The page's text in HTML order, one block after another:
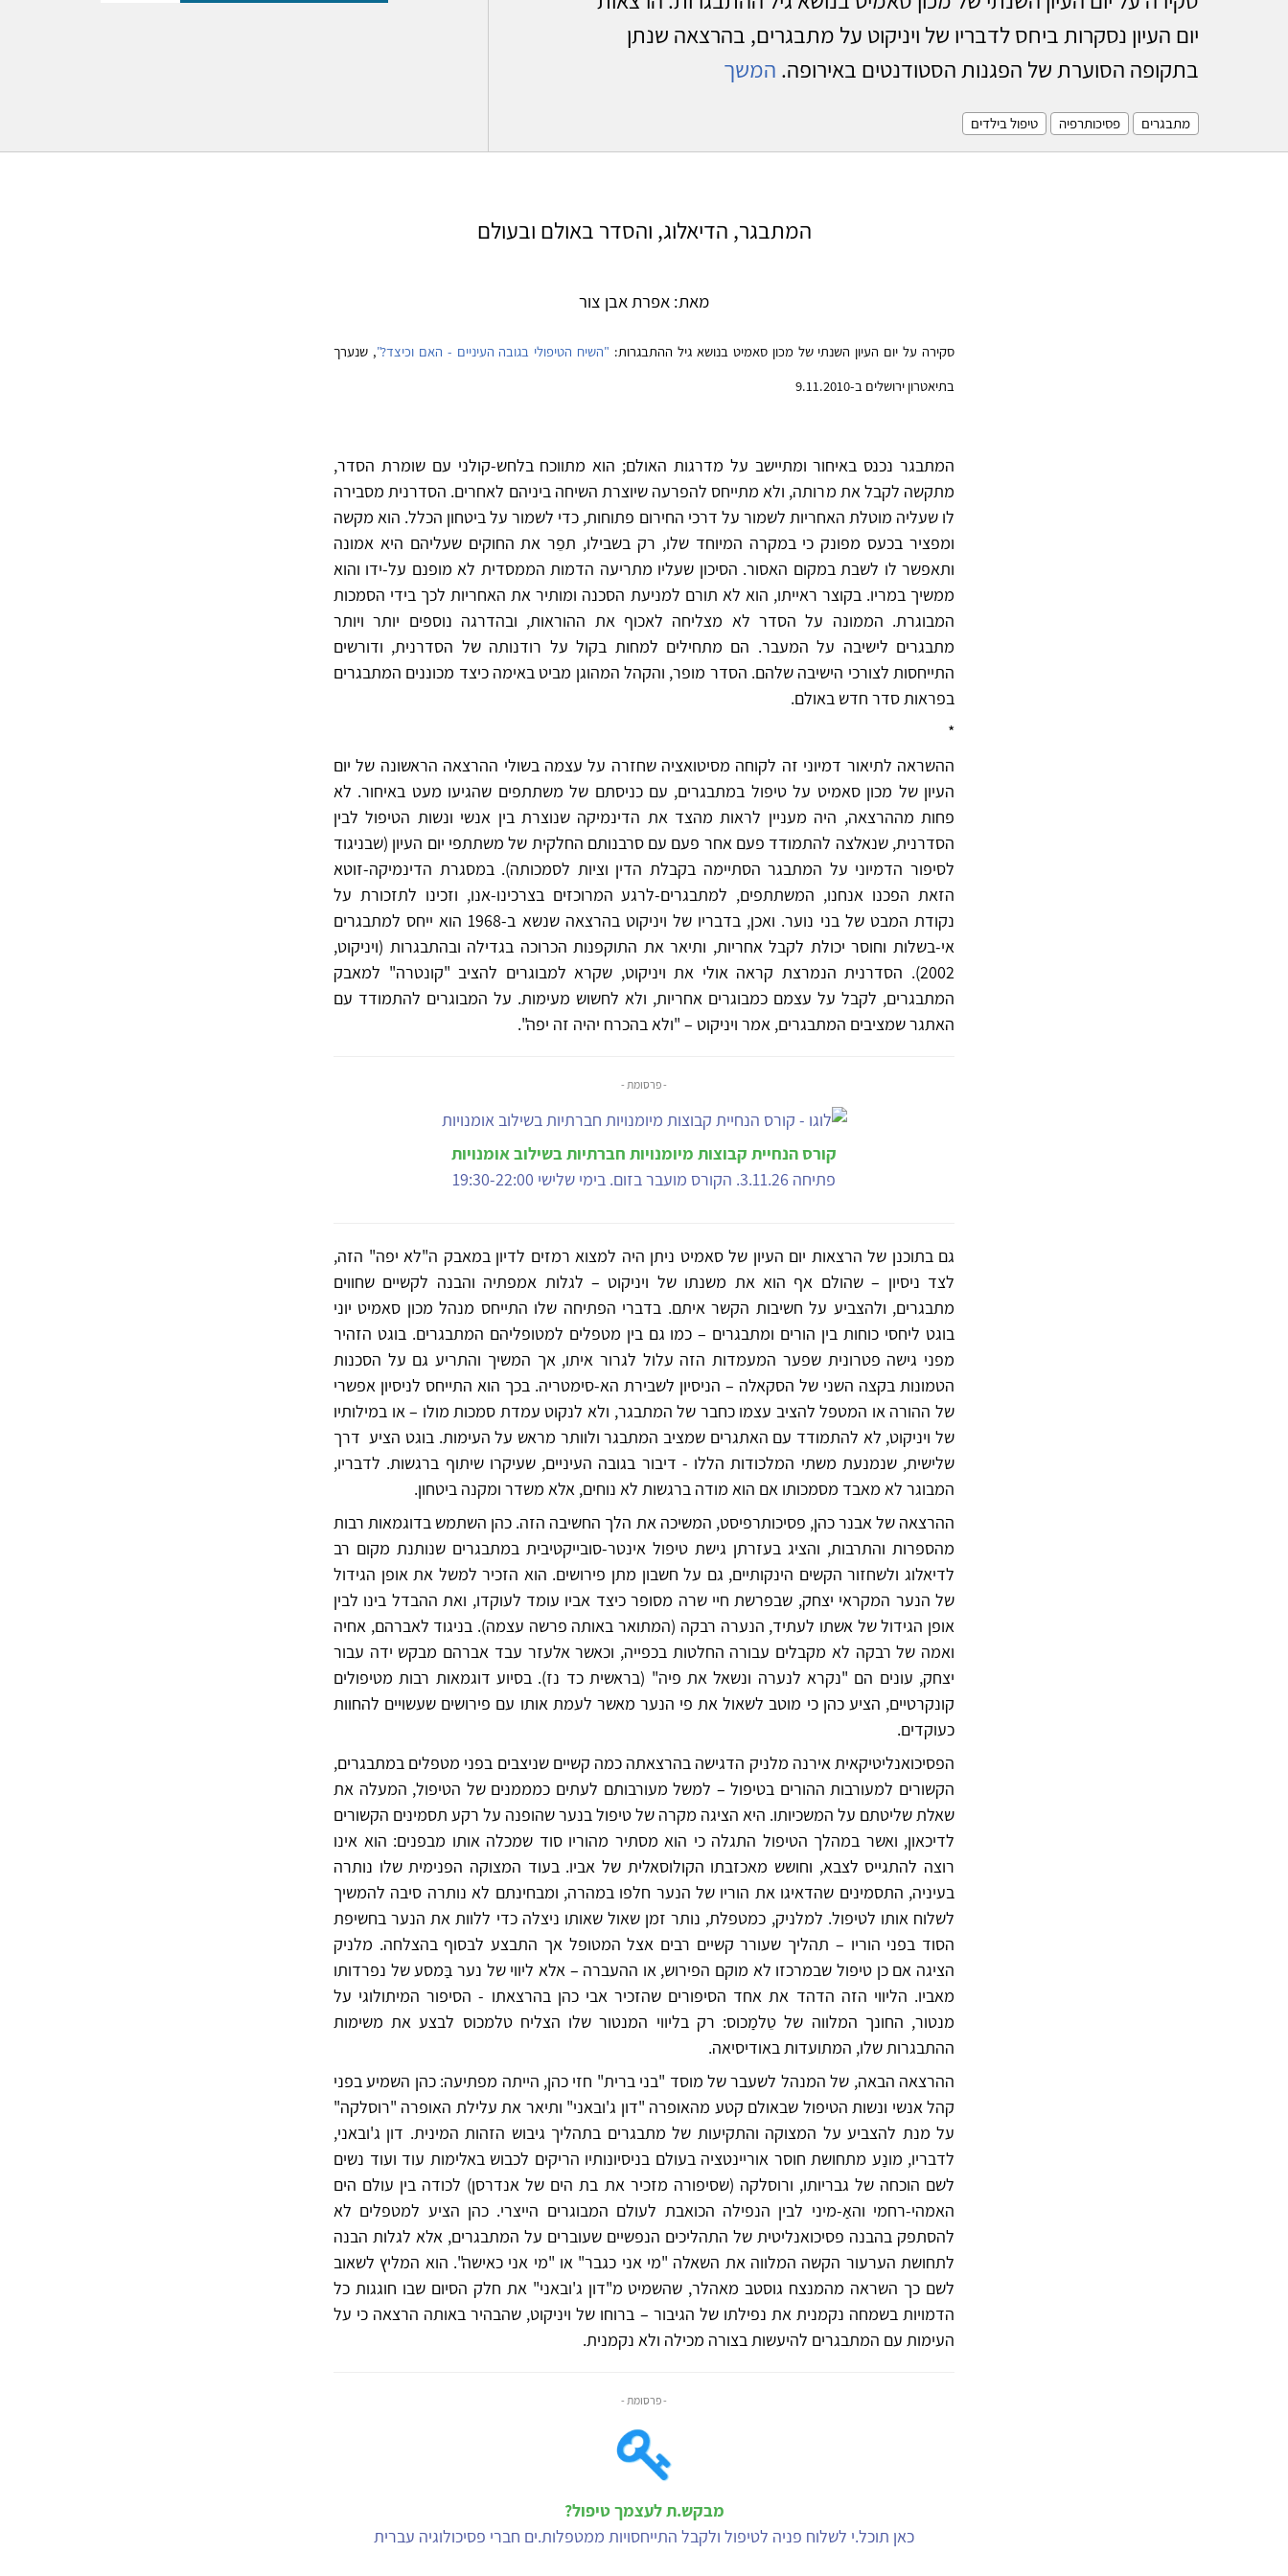
יום העיון נסקרות ביחס לדבריו של ויניקוט על מתבגרים, בהרצאה שנתן
בתקופה הסוערת של הפגנות הסטודנטים באירופה. המשך
מתבגרים פסיכותרפיה טיפול בילדים
המתבגר, הדיאלוג, והסדר באולם ובעולם
מאת: אפרת אבן צור
סקירה על יום העיון השנתי של מכון סאמיט בנושא גיל ההתבגרות: "השיח הטיפולי בגובה העיניים - האם וכיצד?", שנערך
בתיאטרון ירושלים ב-9.11.2010
המתבגר נכנס באיחור ומתיישב על מדרגות האולם; הוא מתווכח בלחש-קולני עם שומרת הסדר,
מתקשה לקבל את מרותה, ולא מתייחס להפרעה שיוצרת השיחה ביניהם לאחרים. הסדרנית מסבירה
לו שעליה מוטלת האחריות לשמור על דרכי החירום פתוחות, כדי לשמור על ביטחון הכלל. הוא מקשה
ומפציר בכעס מפונק כי במקרה המיוחד שלו, רק בשבילו, תפֵר את החוקים שעליהם היא אמונה
ותאפשר לו לשבת במקום האסור. הסיכון שעליו מתריעה הדמות הממסדית לא מופנם על-ידו והוא
ממשיך במריו. בקוצר ראייתו, הוא לא תורם למניעת הסכנה ומותיר את האחריות לכך בידי הסמכות
המבוגרת. הממונה על הסדר לא מצליחה לאכוף את ההוראות, ובהדרגה נוספים יותר ויותר
מתבגרים לישיבה על המעבר. הם מתחילים למחות בקול על רודנותה של הסדרנית, ודורשים
התייחסות לצורכי הישיבה שלהם. הסדר מופר, והקהל המהוגן מביט באימה כיצד מכוננים המתבגרים
בפראות סדר חדש באולם.
*
ההשראה לתיאור דמיוני זה לקוחה מסיטואציה שחזרה על עצמה בשולי ההרצאה הראשונה של יום
העיון של מכון סאמיט על טיפול במתבגרים, עם כניסתם של משתתפים שהגיעו מעט באיחור. לא
פחות מההרצאה, היה מעניין לראות מהצד את הדינמיקה שנוצרת בין אנשי ונשות הטיפול לבין
הסדרנית, שנאלצה להתמודד פעם אחר פעם עם סרבנותם החלקית של משתתפי יום העיון (שבניגוד
לסיפור הדמיוני על המתבגר הסתיימה בקבלת הדין וציות לסמכותה). במסגרת הדינמיקה-זוטא
הזאת הפכנו אנחנו, המשתתפים, למתבגרים-לרגע המרוכזים בצרכינו-אנו, וזכינו לתזכורת על
נקודת המבט של בני נוער. ואכן, בדבריו של ויניקוט בהרצאה שנשא ב-1968 הוא ייחס למתבגרים
אי-בשלות וחוסר יכולת לקבל אחריות, ותיאר את התוקפנות הכרוכה בגדילה ובהתבגרות (ויניקוט,
2002). הסדרנית הנמרצת קראה אולי את ויניקוט, שקרא למבוגרים להציב "קונטרה" למאבק
המתבגרים, לקבל על עצמם כמבוגרים אחריות, ולא לחשוש מעימות. על המבוגרים להתמודד עם
האתגר שמציבים המתבגרים, אמר ויניקוט – "ולא בהכרח יהיה זה יפה".
- פרסומת -
קורס הנחיית קבוצות מיומנויות חברתיות בשילוב אומנויות
פתיחה 3.11.26. הקורס מועבר בזום. בימי שלישי 19:30-22:00
גם בתוכנן של הרצאות יום העיון של סאמיט ניתן היה למצוא רמזים לדיון במאבק ה"לא יפה" הזה,
לצד ניסיון – שהולם אף הוא את משנתו של ויניקוט – לגלות אמפתיה והבנה לקשיים שחווים
מתבגרים, ולהצביע על חשיבות הקשר איתם. בדברי הפתיחה שלו התייחס מנהל מכון סאמיט יוני
בוגט ליחסי כוחות בין הורים ומתבגרים – כמו גם בין מטפלים למטופליהם המתבגרים. בוגט הזהיר
מפני גישה פטרונית שפער המעמדות הזה עלול לגרור איתו, אך המשיך והתריע גם על הסכנות
הטמונות בקצה השני של הסקאלה – הניסיון לשבירת הא-סימטריה. בכך הוא התייחס לניסיון אפשרי
של ההורה או המטפל להציב עצמו כחבר של המתבגר, ולא לנקוט עמדת סמכות מולו – או במילותיו
של ויניקוט, לא להתמודד עם האתגרים שמציב המתבגר ולוותר מראש על העימות. בוגט הציע דרך
שלישית, שנמנעת משתי המלכודות הללו - דיבור בגובה העיניים, שעיקרו שיתוף ברגשות. לדבריו,
המבוגר לא מאבד מסמכותו אם הוא מודה ברגשות לא נוחים, אלא משדר ומקנה ביטחון.
ההרצאה של אבנר כהן, פסיכותרפיסט, המשיכה את הלך החשיבה הזה. כהן השתמש בדוגמאות רבות
מהספרות והתרבות, והציג בעזרתן גישת טיפול אינטר-סובייקטיבית במתבגרים שנותנת מקום רב
לדיאלוג ולשחזור הקשים הינקותיים, גם על חשבון מתן פירושים. הוא הזכיר למשל את אופן הגידול
של הנער המקראי יצחק, שבפרשת חיי שרה מסופר כיצד אביו עומד לעוקדו, ואת ההבדל בינו לבין
אופן הגידול של אשתו לעתיד, הנערה רבקה (המתואר באותה פרשה עצמה). בניגוד לאברהם, אחיה
ואמה של רבקה לא מקבלים עבורה החלטות בכפייה, וכאשר אלעזר עבד אברהם מבקש ידה עבור
יצחק, עונים הם "נקרא לנערה ונשאל את פיה" (בראשית כד נז). בסיוע דוגמאות רבות מטיפולים
קונקרטיים, הציע כהן כי מוטב לשאול את פי הנער מאשר לעמת אותו עם פירושים שעשויים להחוות
כעוקדים.
הפסיכואנליטיקאית אירנה מלניק הדגישה בהרצאתה כמה קשיים שניצבים בפני מטפלים במתבגרים,
הקשורים למעורבות ההורים בטיפול – למשל מעורבותם לעתים כמממנים של הטיפול, המעלה את
שאלת שליטתם על המשכיותו. היא הציגה מקרה של טיפול בנער שהופנה על רקע תסמינים הקשורים
לדיכאון, ואשר במהלך הטיפול התגלה כי הוא מסתיר מהוריו סוד שמכלה אותו מבפנים: הוא אינו
רוצה להתגייס לצבא, וחושש מאכזבתו הקולוסאלית של אביו. בעוד המצוקה הפנימית שלו נותרה
בעיניה, התסמינים שהדאיגו את הוריו של הנער חלפו במהרה, ומבחינתם לא נותרה סיבה להמשיך
לשלוח אותו לטיפול. למלניק, כמטפלת, נותר זמן שאול שאותו ניצלה כדי ללוות את הנער בחשיפת
הסוד בפני הוריו – תהליך שעורר קשיים רבים אצל המטופל אך התבצע לבסוף בהצלחה. מלניק
הציגה אם כן טיפול שבמרכזו לא מוקם הפירוש, או ההעברה – אלא ליווי של נער בַּמסע של נפרדותו
מאביו. הליווי הזה הדהד את אחד הסיפורים שהזכיר אבי כהן בהרצאתו - הסיפור המיתולוגי על
מנטור, החונך המלווה של טֵלמַכוס: רק בליווי המנטור שלו הצליח טלמכוס לבצע את משימות
ההתבגרות שלו, המתועדות באודיסיאה.
ההרצאה הבאה, של המנהל לשעבר של מוסד "בני ברית" חזי כהן, הייתה מפתיעה: כהן השמיע בפני
קהל אנשי ונשות הטיפול שבאולם קטע מהאופרה "דון ג'ובאני" ותיאר את עלילת האופרה "רוסלקה"
על מנת להצביע על המצוקה והתקיעות של מתבגרים בתהליך גיבוש הזהות המינית. דון ג'ובאני,
לדבריו, מונַע מתחושת חוסר אוריינטציה בעולם בניסיונותיו הריקים לכבוש באלימות עוד ועוד נשים
לשם הוכחה של גבריותו, ורוסלקה (שסיפורה מזכיר את בת הים של אנדרסן) לכודה בין עולם הים
האמהי-רחמי והאַ-מיני לבין הנפילה הכואבת לעולם המבוגרים הייצרי. כהן הציע למטפלים לא
להסתפק בהבנה פסיכואנליטית של התהליכים הנפשיים שעוברים על המתבגרים, אלא לגלות הבנה
לתחושת הערעור הקשה המלווה את השאלה "מי אני כגבר" או "מי אני כאישה". הוא המליץ לשאוב
לשם כך השראה מהמנצח גוסטב מאהלר, שהשמיט מ"דון ג'ובאני" את חלק הסיום שבו חוגגות כל
הדמויות בשמחה נקמנית את נפילתו של הגיבור – ברוחו של ויניקוט, שהבהיר באותה הרצאה כי על
העימות עם המתבגרים להיעשות בצורה מכילה ולא נקמנית.
- פרסומת -
מבקש.ת לעצמך טיפול?
כאן תוכל.י לשלוח פניה לטיפול ולקבל התייחסויות ממטפלות.ים חברי פסיכולוגיה עברית